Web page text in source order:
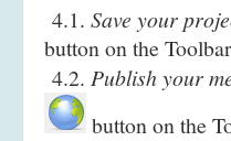
4.1. Save your
button on the
4.2. Publish your
button on the